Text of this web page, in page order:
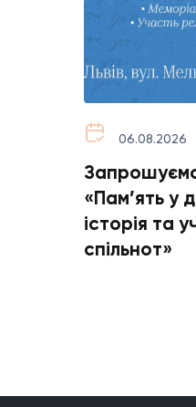
06.08.2026
«Пам’ять у
історія та
спільнот»